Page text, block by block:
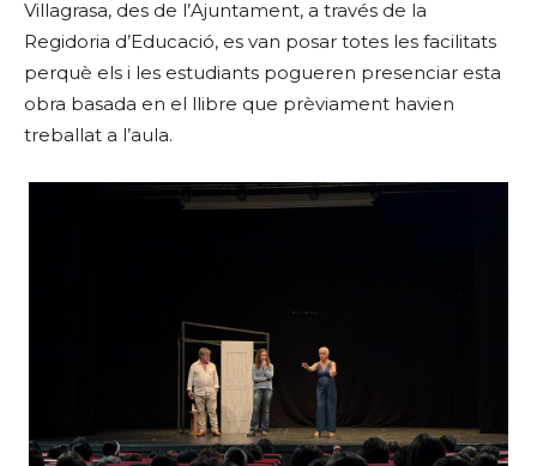
Villagrasa, des de l’Ajuntament, a través de la
Regidoria d’Educació, es van posar totes les facilitats
perquè els i les estudiants pogueren presenciar esta
obra basada en el llibre que prèviament havien
treballat a l’aula.